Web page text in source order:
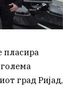
пласира
град Ријад,